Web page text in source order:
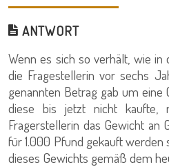
ANTWORT
Wenn es sich so verhält, wie in
die Fragestellerin vor sechs
genannten Betrag gab um
diese bis jetzt nicht kaufte,
Fragerstellerin das Gewicht an
für 1.000 Pfund gekauft
dieses Gewichts gemäß dem